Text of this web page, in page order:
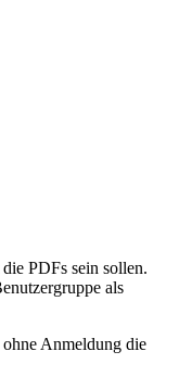
PDFs sein sollen.
als
Anmeldung die